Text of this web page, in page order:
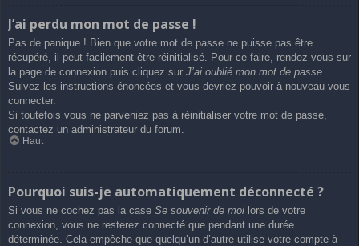
J’ai perdu mon mot de passe !
Pas de panique ! Bien que votre mot de passe ne puisse pas être
récupéré, il peut facilement être réinitialisé. Pour ce faire, rendez vous sur
la page de connexion puis cliquez sur J’ai oublié mon mot de passe.
Suivez les instructions énoncées et vous devriez pouvoir à nouveau vous
connecter.
Si toutefois vous ne parveniez pas à réinitialiser votre mot de passe,
contactez un administrateur du forum.
Haut
Pourquoi suis-je automatiquement déconnecté ?
Si vous ne cochez pas la case Se souvenir de moi lors de votre
connexion, vous ne resterez connecté que pendant une durée
déterminée. Cela empêche que quelqu’un d’autre utilise votre compte à